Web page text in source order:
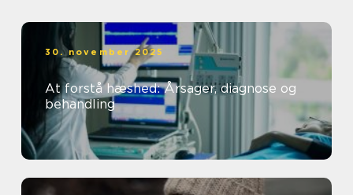
30. november 2025
At forstå hæshed: Årsager, diagnose og
behandling